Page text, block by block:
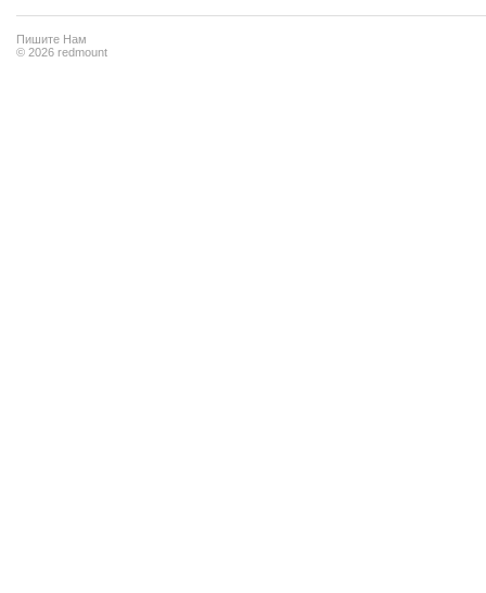
Пишите Нам
© 2026 redmount